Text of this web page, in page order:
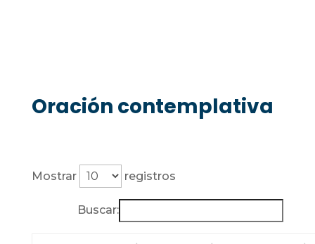
Oración contemplativa
Mostrar registros
Buscar: